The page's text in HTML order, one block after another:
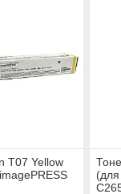
T07 Yellow